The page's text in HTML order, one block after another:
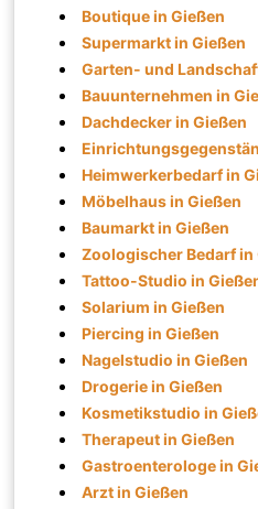
Boutique in Gießen
Supermarkt in Gießen
Garten- und
Bauunternehmen in
Dachdecker in Gießen
Heimwerkerbedarf in
Möbelhaus in Gießen
Baumarkt in Gießen
Zoologischer Bedarf in
Tattoo-Studio in
Solarium in Gießen
Piercing in Gießen
Nagelstudio in Gießen
Drogerie in Gießen
Kosmetikstudio in
Therapeut in Gießen
Gastroenterologe in
Arzt in Gießen